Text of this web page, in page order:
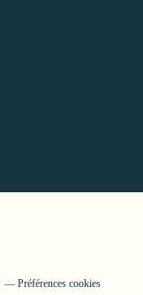
Préférences cookies